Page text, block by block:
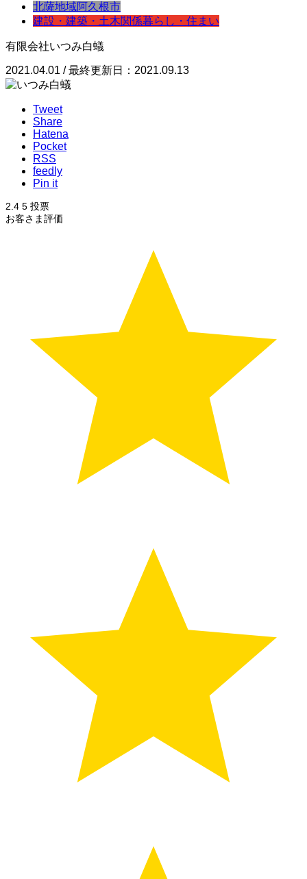
北薩地域阿久根市
建設・建築・土木関係暮らし・住まい
有限会社いつみ白蟻
2021.04.01 / 最終更新日：2021.09.13
Tweet
Share
Hatena
Pocket
RSS
feedly
Pin it
2.4 5 投票
お客さま評価